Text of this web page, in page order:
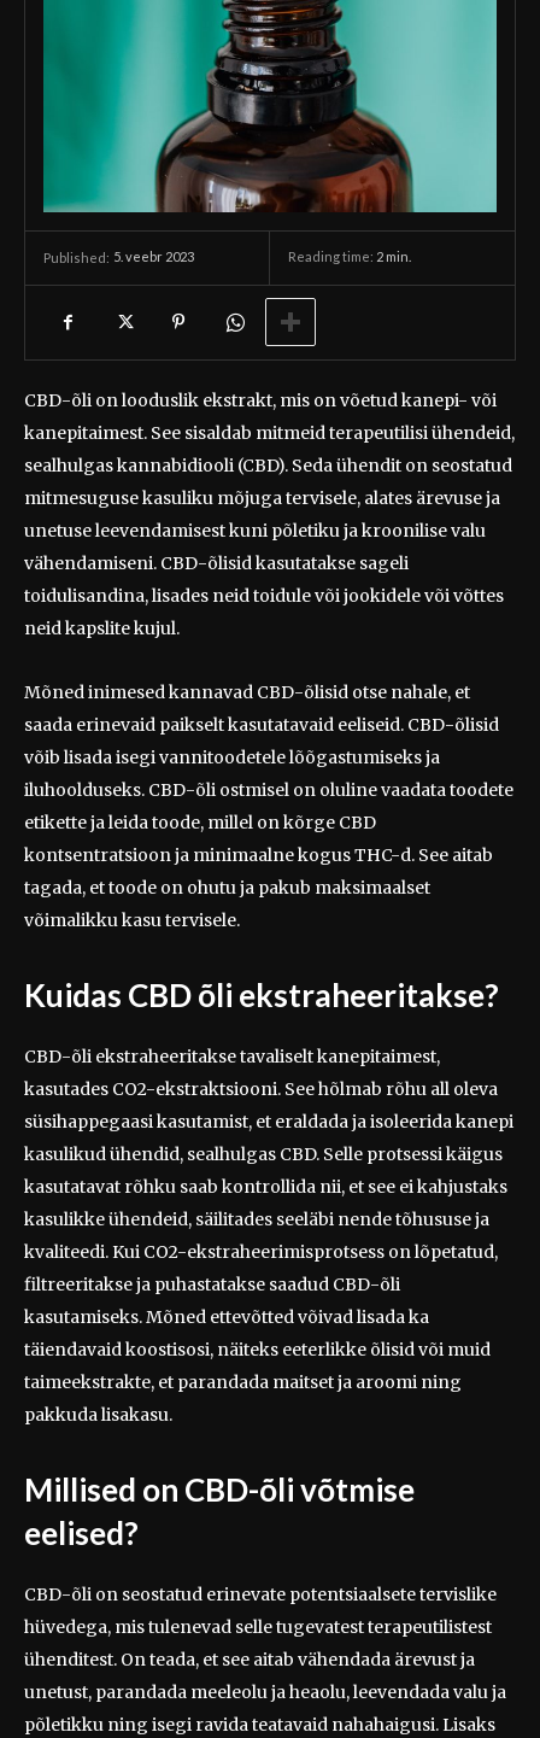
Published: 5. veebr 2023 Reading time: 2 min.
CBD-õli on looduslik ekstrakt, mis on võetud kanepi- või
kanepitaimest. See sisaldab mitmeid terapeutilisi ühendeid,
sealhulgas kannabidiooli (CBD). Seda ühendit on seostatud
mitmesuguse kasuliku mõjuga tervisele, alates ärevuse ja
unetuse leevendamisest kuni põletiku ja kroonilise valu
vähendamiseni. CBD-õlisid kasutatakse sageli
toidulisandina, lisades neid toidule või jookidele või võttes
neid kapslite kujul.
Mõned inimesed kannavad CBD-õlisid otse nahale, et
saada erinevaid paikselt kasutatavaid eeliseid. CBD-õlisid
võib lisada isegi vannitoodetele lõõgastumiseks ja
iluhoolduseks. CBD-õli ostmisel on oluline vaadata toodete
etikette ja leida toode, millel on kõrge CBD
kontsentratsioon ja minimaalne kogus THC-d. See aitab
tagada, et toode on ohutu ja pakub maksimaalset
võimalikku kasu tervisele.
Kuidas CBD õli ekstraheeritakse?
CBD-õli ekstraheeritakse tavaliselt kanepitaimest,
kasutades CO2-ekstraktsiooni. See hõlmab rõhu all oleva
süsihappegaasi kasutamist, et eraldada ja isoleerida kanepi
kasulikud ühendid, sealhulgas CBD. Selle protsessi käigus
kasutatavat rõhku saab kontrollida nii, et see ei kahjustaks
kasulikke ühendeid, säilitades seeläbi nende tõhususe ja
kvaliteedi. Kui CO2-ekstraheerimisprotsess on lõpetatud,
filtreeritakse ja puhastatakse saadud CBD-õli
kasutamiseks. Mõned ettevõtted võivad lisada ka
täiendavaid koostisosi, näiteks eeterlikke õlisid või muid
taimeekstrakte, et parandada maitset ja aroomi ning
pakkuda lisakasu.
Millised on CBD-õli võtmise
eelised?
CBD-õli on seostatud erinevate potentsiaalsete tervislike
hüvedega, mis tulenevad selle tugevatest terapeutilistest
ühenditest. On teada, et see aitab vähendada ärevust ja
unetust, parandada meeleolu ja heaolu, leevendada valu ja
põletikku ning isegi ravida teatavaid nahahaigusi. Lisaks